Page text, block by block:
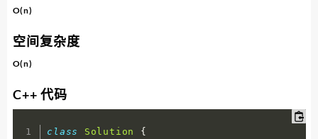
O(n)
空间复杂度
O(n)
C++ 代码
class Solution
{